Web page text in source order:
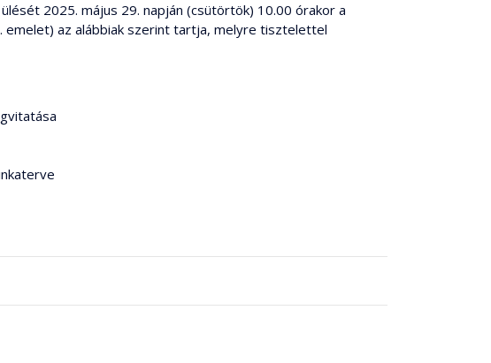
2025. május 29. napján (csütörtök) 10.00 órakor a
emelet) az alábbiak szerint tartja, melyre tisztelettel